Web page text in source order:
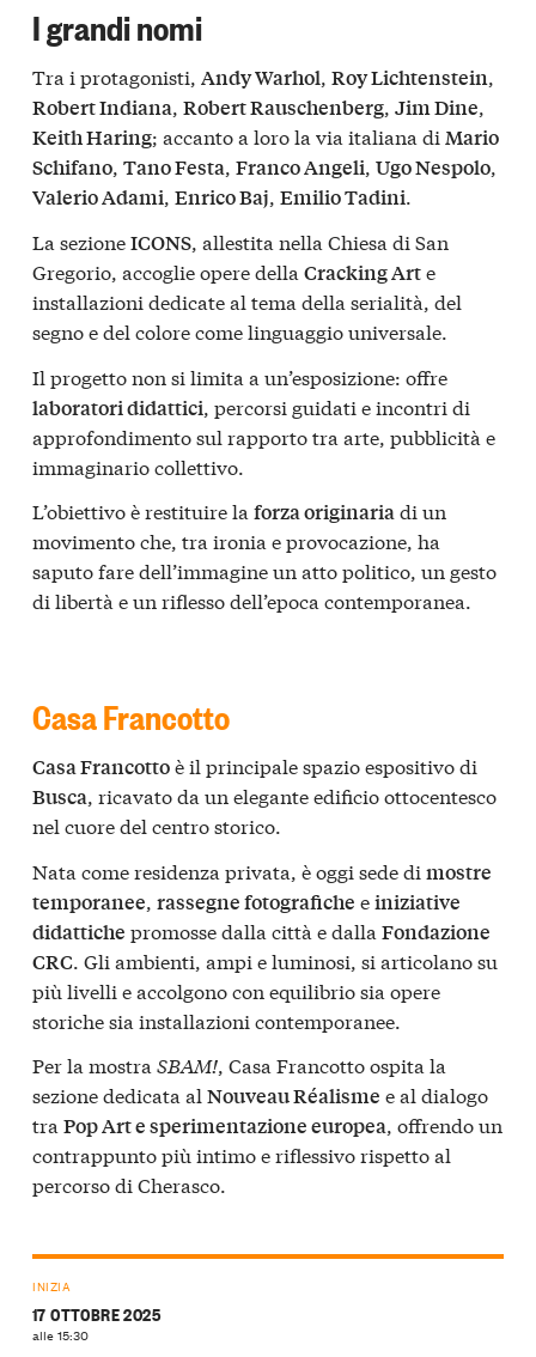
I grandi nomi
Tra i protagonisti, Andy Warhol, Roy Lichtenstein,
Robert Indiana, Robert Rauschenberg, Jim Dine,
Keith Haring; accanto a loro la via italiana di Mario
Schifano, Tano Festa, Franco Angeli, Ugo Nespolo,
Valerio Adami, Enrico Baj, Emilio Tadini.
La sezioneICONS, allestita nella Chiesa di San
Gregorio, accoglie opere della Cracking Arte
installazioni dedicate al tema della serialità, del
segno e del colore come linguaggio universale.
Il progetto non si limita a un’esposizione: offre
laboratori didattici , percorsi guidati e incontri di
approfondimento sul rapporto tra arte, pubblicità e
immaginario collettivo.
L’obiettivo è restituire la forza originariadi un
movimento che, tra ironia e provocazione, ha
saputo fare dell’immagine un atto politico, un gesto
di libertà e un riflesso dell’epoca contemporanea.
Casa Francotto
Casa Francottoè il principale spazio espositivo di
Busca, ricavato da un elegante edificio ottocentesco
nel cuore del centro storico.
Nata come residenza privata, è oggi sede di mostre
temporanee rassegne fotografiche einiziative
didattiche promosse dalla città e dalla Fondazione
CRC . Gli ambienti, ampi e luminosi, si articolano su
più livelli e accolgono con equilibrio sia opere
storiche sia installazioni contemporanee.
Per la mostra SBAM!, Casa Francotto ospita la
sezione dedicata al Nouveau Réalisme e al dialogo
tra Pop Art e sperimentazione europea, offrendo un
contrappunto più intimo e riflessivo rispetto al
percorso di Cherasco.
INIZIA
17 OTTOBRE 2025
alle 15:30